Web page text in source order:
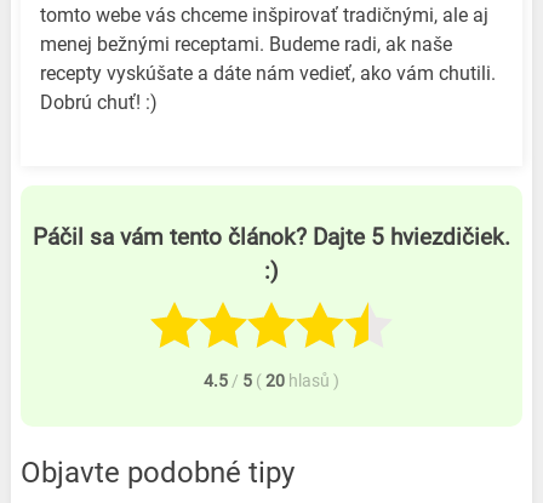
tomto webe vás chceme inšpirovať tradičnými, ale aj
menej bežnými receptami. Budeme radi, ak naše
recepty vyskúšate a dáte nám vedieť, ako vám chutili.
Dobrú chuť! :)
Páčil sa vám tento článok? Dajte 5 hviezdičiek.
:)
4.5 / 5 (20 hlasů )
Objavte podobné tipy